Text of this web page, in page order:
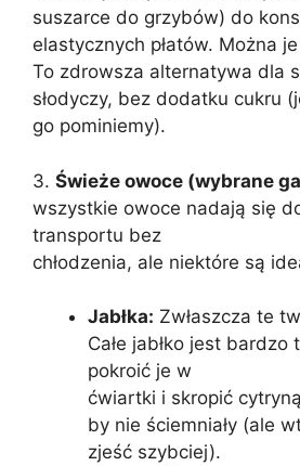
suszarce do grzybów) do
elastycznych płatów. Można
To zdrowsza alternatywa dla
słodyczy, bez dodatku cukru
go pominiemy).
3. Świeże owoce (wybrane
wszystkie owoce nadają się
transportu bez
chłodzenia, ale niektóre są
Jabłka: Zwłaszcza te
Całe jabłko jest bardzo
pokroić je w
ćwiartki i skropić
by nie ściemniały (ale
zjeść szybciej).